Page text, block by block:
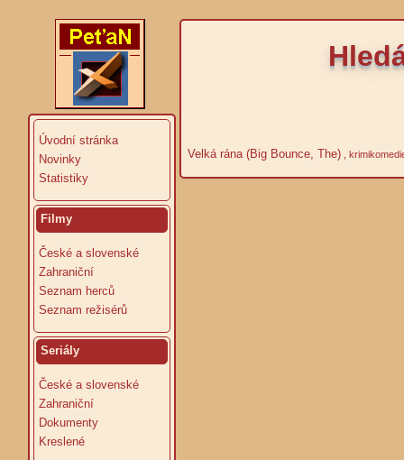
Úvodní stránka
Novinky
Statistiky
Filmy
České a slovenské
Zahraniční
Seznam herců
Seznam režisérů
Seriály
České a slovenské
Zahraniční
Dokumenty
Kreslené
Velká rána (Big Bounce, The) ,